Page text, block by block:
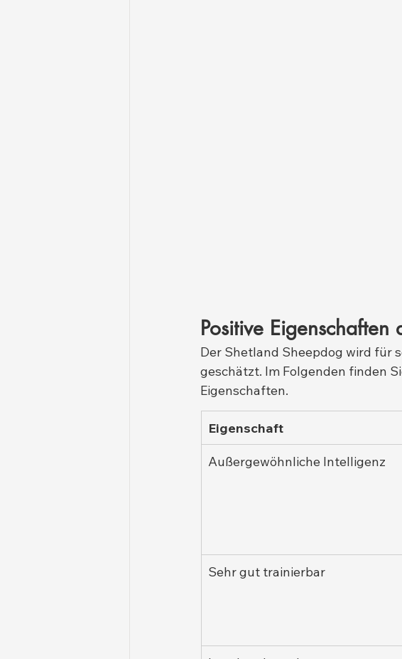
Positive
Der Shetland Sheepdog wird für
geschätzt. Im Folgenden finden
Eigenschaften.
Eigenschaft
Außergewöhnliche Intelligenz
Sehr gut trainierbar